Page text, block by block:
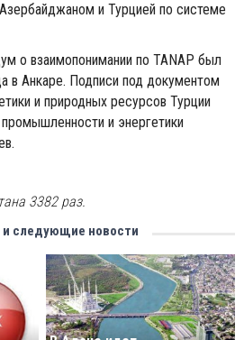
и Турцией по системе
о взаимопонимании по TANAP был
в Анкаре. Подписи под документом
и природных ресурсов Турции
и энергетики
3382 раз.
следующие новости